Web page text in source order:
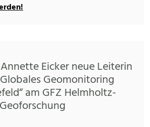
Eicker neue Leiterin
Geomonitoring
am GFZ Helmholtz-